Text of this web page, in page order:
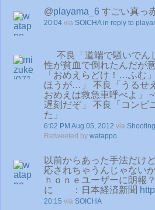
@playama_6 すごい真っ
20:04 via SOICHA in reply to
不良「道端で騒いでん
性が貧血で倒れたんだが
「おめえらどけ！…ふむ
ほうが…」 不良「うるせ
おめえは救急車呼べよ」
遅刻だぞ」 不良「コンビ
た」
6:02 PM Aug 05, 2012 via
Retweeted by watappo
以前からあった手法だけ
応されちゃうんじゃない
ｈｏｎｅユーザーに朗報
に ：日本経済新聞
20:15 via SOICHA